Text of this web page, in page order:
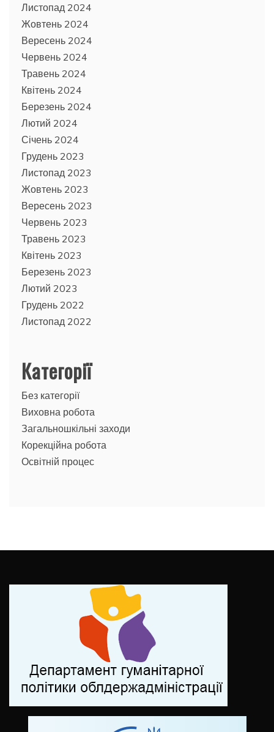
Листопад 2024
Жовтень 2024
Вересень 2024
Червень 2024
Травень 2024
Квітень 2024
Березень 2024
Лютий 2024
Січень 2024
Грудень 2023
Листопад 2023
Жовтень 2023
Вересень 2023
Червень 2023
Травень 2023
Квітень 2023
Березень 2023
Лютий 2023
Грудень 2022
Листопад 2022
Категорії
Без категорії
Виховна робота
Загальношкільні заходи
Корекційна робота
Освітній процес